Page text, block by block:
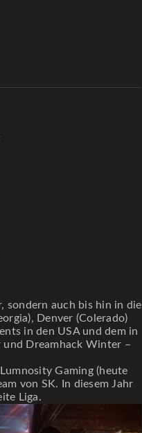
sondern auch bis hin in die
Denver (Colerado)
in den USA und dem in
und Dreamhack Winter –
Gaming (heute
von SK. In diesem Jahr
Liga.